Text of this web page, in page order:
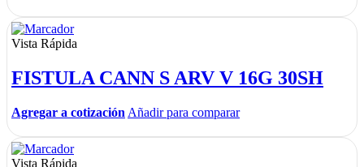
Vista Rápida
FISTULA CANN S ARV V 16G 30SH
Agregar a cotización Añadir para comparar
Vista Rápida